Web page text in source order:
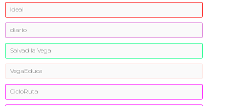
Ideal
diario
Salvad la Vega
VegaEduca
CicloRuta